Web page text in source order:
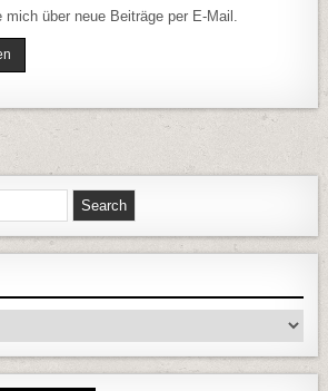
mich über neue Beiträge per E-Mail.